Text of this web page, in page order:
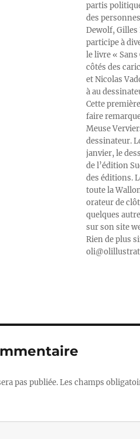
partis
des
Dewolf, Gilles
participe à
le livre «
côtés des
et Nicolas
à au
Cette
faire
Meuse
dessinateur.
janvier, le
de l’édition
des éditions.
toute la
orateur de
quelques
sur son site
Rien de plus
pas publiée.Les champs